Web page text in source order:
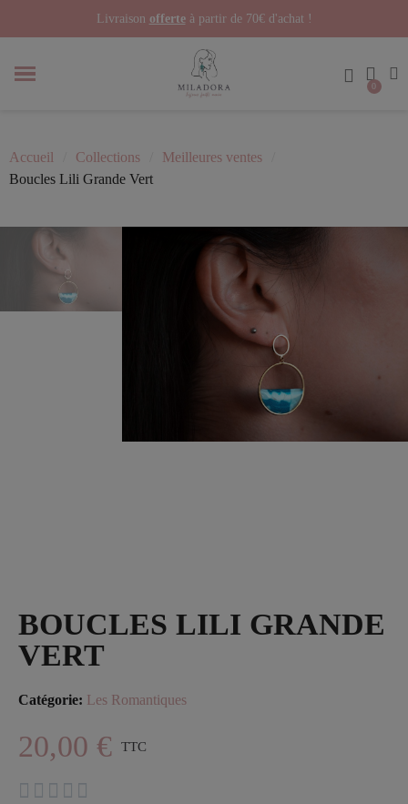
Livraison offerte à partir de 70€ d'achat !
Accueil Collections
Meilleures ventes
Boucles Lili Grande Vert
BOUCLES LILI GRANDE
VERT
Catégorie Les Romantiques
20,00 € TTC
    